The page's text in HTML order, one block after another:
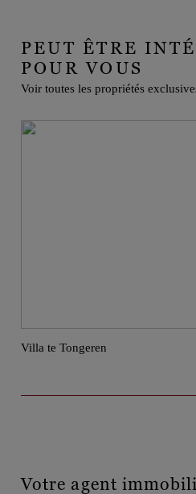
PEUT ÊTRE
POUR VOUS
Voir toutes les propriétés
Villa te Tongeren
Votre agent